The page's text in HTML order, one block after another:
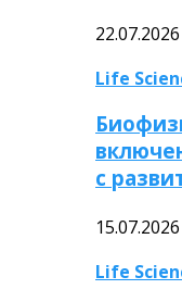
22.07.2026
Life
с
15.07.2026
Life